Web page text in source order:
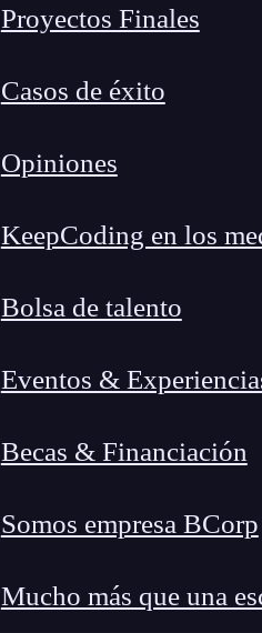
Proyectos Finales
Casos de éxito
Opiniones
KeepCoding en los
Bolsa de talento
Eventos &
Becas & Financiación
Somos empresa BCorp
Mucho más que una